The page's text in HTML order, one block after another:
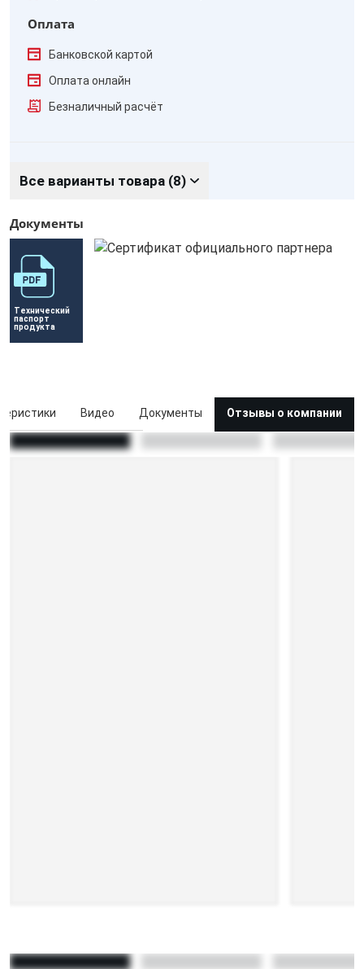
Оплата
Банковской картой
Оплата онлайн
Безналичный расчёт
Все варианты товара (8)
Документы
Технический
паспорт
продукта
Видео Документы Отзывы о компании